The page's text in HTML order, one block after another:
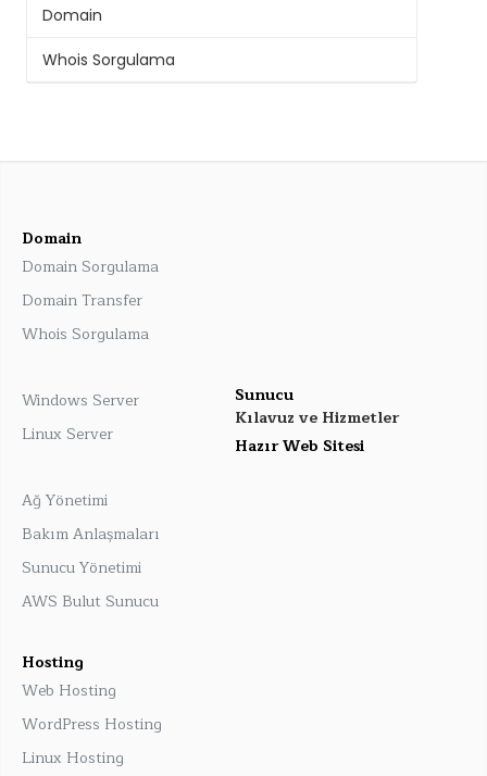
Domain
Whois Sorgulama
Domain
Domain Sorgulama
Domain Transfer
Whois Sorgulama
Sunucu
Windows Server
Linux Server
Kılavuz ve Hizmetler
Ağ Yönetimi
Bakım Anlaşmaları
Sunucu Yönetimi
AWS Bulut Sunucu
Hazır Web Sitesi
Hosting
Web Hosting
WordPress Hosting
Linux Hosting